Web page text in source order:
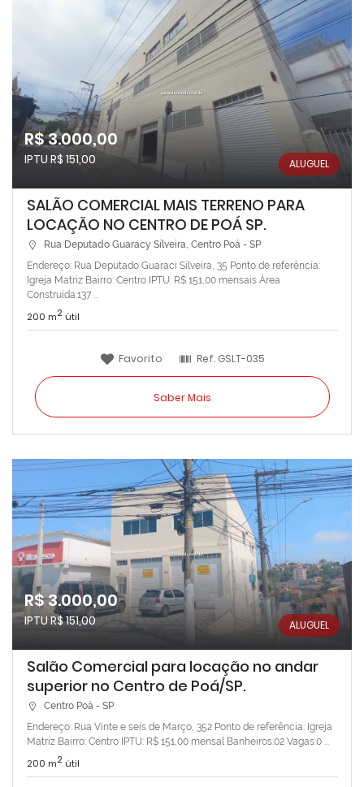
R$ 3.000,00
IPTU R$ 151,00 ALUGUEL
SALÃO COMERCIAL MAIS TERRENO PARA
LOCAÇÃO NO CENTRO DE POÁ SP.
Rua Deputado Guaracy Silveira, Centro Poá - SP
Endereço: Rua Deputado Guaraci Silveira, 35 Ponto de referência:
Igreja Matriz Bairro: Centro IPTU: R$ 151,00 mensais Área
Construída:137 ...
200 m2 útil
Favorito Ref. GSLT-035
Saber Mais
R$ 3.000,00
IPTU R$ 151,00 ALUGUEL
Salão Comercial para locação no andar
superior no Centro de Poá/SP.
Centro Poá - SP
Endereço: Rua Vinte e seis de Março, 352 Ponto de referência: Igreja
Matriz Bairro: Centro IPTU: R$ 151,00 mensal Banheiros:02 Vagas:0 ...
200 m2 útil